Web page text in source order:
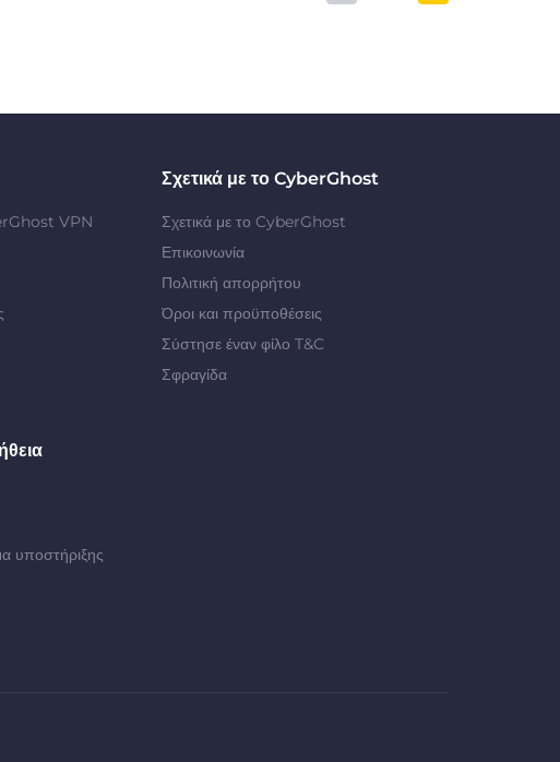
VPN
Σχετικά με το CyberGhost
Σχετικά με το CyberGhost
Επικοινωνία
Πολιτική απορρήτου
Όροι και προϋποθέσεις
Σύστησε έναν φίλο T&C
Σφραγίδα
υποστήριξης